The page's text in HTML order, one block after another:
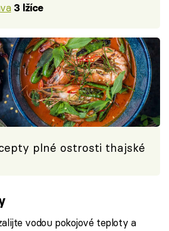
3 lžíce
plné ostrosti thajské
vodou pokojové teploty a